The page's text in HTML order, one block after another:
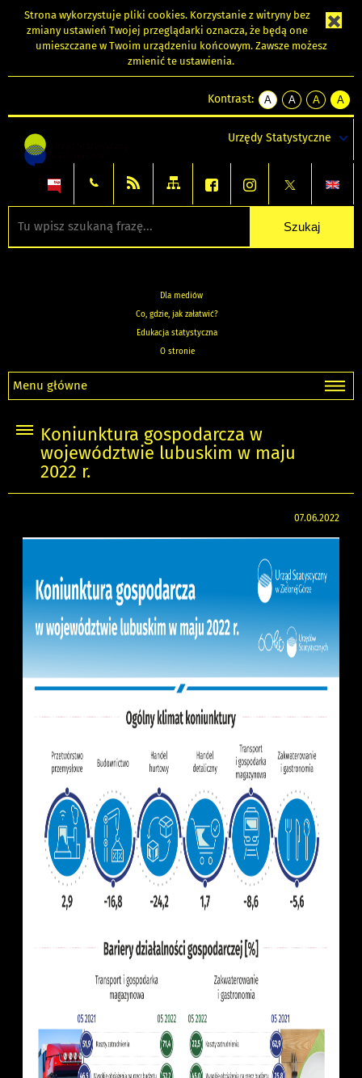
Strona wykorzystuje pliki cookies. Korzystanie z witryny bez
zmiany ustawień Twojej przeglądarki oznacza, że będą one
umieszczane w Twoim urządzeniu końcowym. Zawsze możesz
zmienić te ustawienia.
Kontrast:
A
kontrast
A
kontrast
tekst
czarnym
A
kontrast
tekst
czarnym
A
tekst
żółtym
Urzędy Statystyczne
Dla mediów
Co, gdzie, jak załatwić?
Edukacja statystyczna
O stronie
Menu główne
Koniunktura gospodarcza w
województwie lubuskim w maju
2022 r.
07.06.2022